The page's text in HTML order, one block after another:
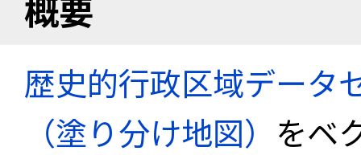
歴史的行政区域データ
（塗り分け地図） をベ